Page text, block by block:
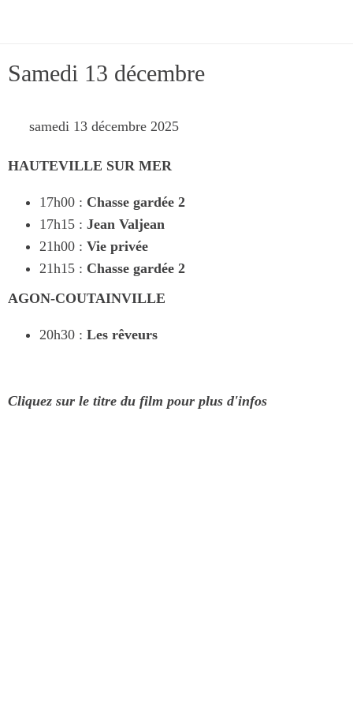
Samedi 13 décembre
samedi 13 décembre 2025
HAUTEVILLE SUR MER
17h00 : Chasse gardée 2
17h15 : Jean Valjean
21h00 : Vie privée
21h15 : Chasse gardée 2
AGON-COUTAINVILLE
20h30 : Les rêveurs
Cliquez sur le titre du film pour plus d'infos